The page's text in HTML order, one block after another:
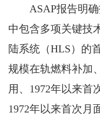
ASAP报告明
中包含多项关键技
陆系统（HLS）的
规模在轨燃料补加
用、1972年以来首
1972年以来首次月